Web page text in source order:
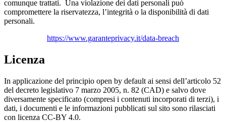
comunque trattati. Una violazione dei dati personali può
compromettere la riservatezza, l’integrità o la disponibilità di dati
personali.
https://www.garanteprivacy.it/data-breach
Licenza
In applicazione del principio open by default ai sensi dell’articolo 52
del decreto legislativo 7 marzo 2005, n. 82 (CAD) e salvo dove
diversamente specificato (compresi i contenuti incorporati di terzi), i
dati, i documenti e le informazioni pubblicati sul sito sono rilasciati
con licenza CC-BY 4.0.